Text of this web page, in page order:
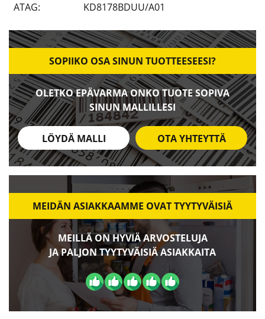
ATAG: KD8178BDUU/A01
SOPIIKO OSA SINUN TUOTTEESEESI?
OLETKO EPÄVARMA ONKO TUOTE SOPIVA
SINUN MALLILLESI
LÖYDÄ MALLI OTA YHTEYTTÄ
MEIDÄN ASIAKKAAMME OVAT TYYTYVÄISIÄ
MEILLÄ ON HYVIÄ ARVOSTELUJA
JA PALJON TYYTYVÄISIÄ ASIAKKAITA